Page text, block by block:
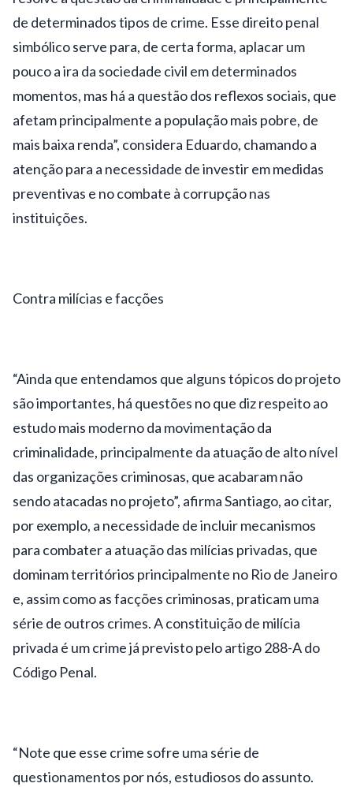
de determinados tipos de crime. Esse direito penal
simbólico serve para, de certa forma, aplacar um
pouco a ira da sociedade civil em determinados
momentos, mas há a questão dos reflexos sociais, que
afetam principalmente a população mais pobre, de
mais baixa renda”, considera Eduardo, chamando a
atenção para a necessidade de investir em medidas
preventivas e no combate à corrupção nas
instituições.
Contra milícias e facções
“Ainda que entendamos que alguns tópicos do projeto
são importantes, há questões no que diz respeito ao
estudo mais moderno da movimentação da
criminalidade, principalmente da atuação de alto nível
das organizações criminosas, que acabaram não
sendo atacadas no projeto”, afirma Santiago, ao citar,
por exemplo, a necessidade de incluir mecanismos
para combater a atuação das milícias privadas, que
dominam territórios principalmente no Rio de Janeiro
e, assim como as facções criminosas, praticam uma
série de outros crimes. A constituição de milícia
privada é um crime já previsto pelo artigo 288-A do
Código Penal.
“Note que esse crime sofre uma série de
questionamentos por nós, estudiosos do assunto.